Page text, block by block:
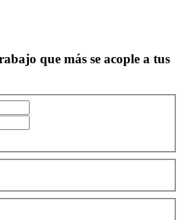
que más se acople a tus